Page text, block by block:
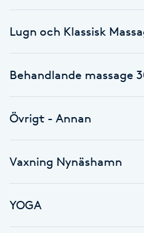
Extensions borttagning
Face framing
Faceliftmassage
Fet hårbotten
Fibromassage
Lugn och Klassisk
Behandlande massage
Övrigt - Annan
Vaxning Nynäshamn
YOGA